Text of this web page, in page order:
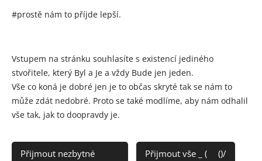
Za gramatické chyby se omlouváme a věříme, že vás pobavili a že
hlavní význam jste pochopili : )
©Na text a obrázky se vztahují autorská práva!
#prostě nám to příjde lepší.
Vstupem na stránku souhlasíte s existencí jediného
stvořitele, který Byl a Je a vždy Bude jen jeden.
Vše co koná je dobré jen je to občas skryté tak se nám to
může zdát nedobré. Proto se také modlíme, aby nám odhalil
vše tak, jak to doopravdy je.
Přijmout nezbytné 🤠👍 Přijmout vše _ (👀()/